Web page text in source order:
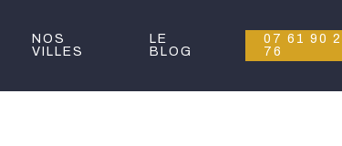
NOS
VILLES
LE
BLOG
07 61 90
76